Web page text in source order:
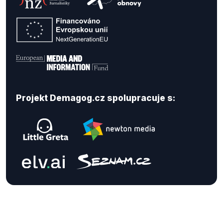
Projekt Demagog.cz spolupracuje s: